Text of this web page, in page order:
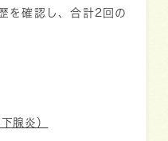
を確認し、合計2回の
腺炎）